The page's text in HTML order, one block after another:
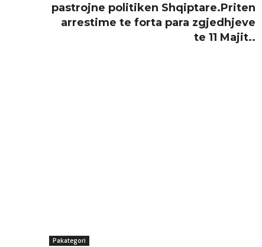
pastrojne politiken Shqiptare.Priten
arrestime te forta para zgjedhjeve
te 11 Majit..
Pakategori